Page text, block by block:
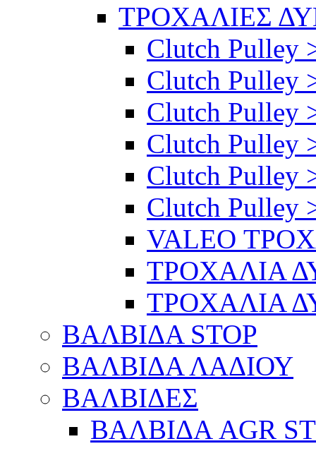
ΤΡΟΧΑΛΙΕΣ
Clutch Pulley
Clutch Pulley
Clutch Pulley
Clutch Pulley
Clutch Pulley
Clutch Pulley
VALEO
ΤΡΟΧΑΛΙΑ
ΤΡΟΧΑΛΙΑ
ΒΑΛΒΙΔΑ STOP
ΒΑΛΒΙΔΑ ΛΑΔΙΟΥ
ΒΑΛΒΙΔΕΣ
ΒΑΛΒΙΔΑ AGR